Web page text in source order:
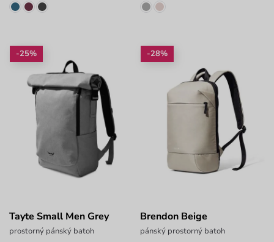
-25%
Tayte Small Men Grey
prostorný pánský batoh
-28%
Brendon Beige
pánský prostorný batoh